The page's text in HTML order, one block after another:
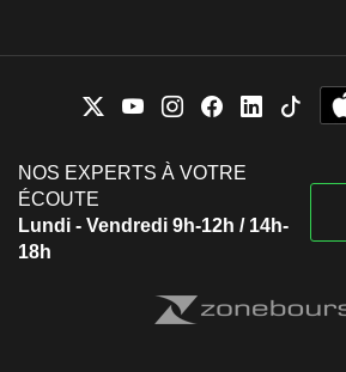
NOS EXPERTS À VOTRE
ÉCOUTE
Lundi - Vendredi 9h-12h / 14h-
18h